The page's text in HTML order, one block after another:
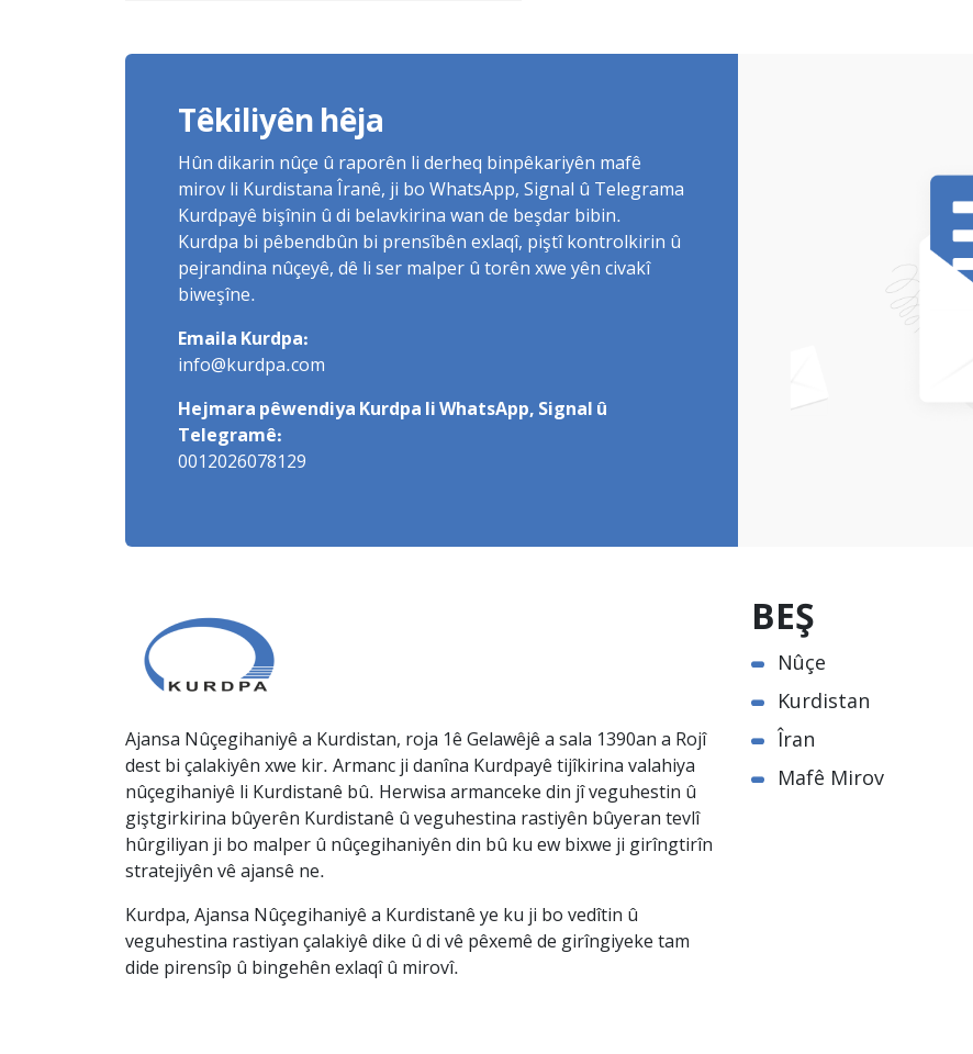
Têkiliyên hêja
Hûn dikarin nûçe û raporên li derheq binpêkariyên mafê
mirov li Kurdistana Îranê, ji bo WhatsApp, Signal û Telegrama
Kurdpayê bişînin û di belavkirina wan de beşdar bibin.
Kurdpa bi pêbendbûn bi prensîbên exlaqî, piştî kontrolkirin û
pejrandina nûçeyê, dê li ser malper û torên xwe yên civakî
biweşîne.
Emaila Kurdpa:
info@kurdpa.com
Hejmara pêwendiya Kurdpa li WhatsApp, Signal û
Telegramê:
0012026078129
Ajansa Nûçegihaniyê a Kurdistan, roja 1ê Gelawêjê a sala 1390an a Rojî
dest bi çalakiyên xwe kir. Armanc ji danîna Kurdpayê tijîkirina valahiya
nûçegihaniyê li Kurdistanê bû. Herwisa armanceke din jî veguhestin û
giştgirkirina bûyerên Kurdistanê û veguhestina rastiyên bûyeran tevlî
hûrgiliyan ji bo malper û nûçegihaniyên din bû ku ew bixwe ji girîngtirîn
stratejiyên vê ajansê ne.
Kurdpa, Ajansa Nûçegihaniyê a Kurdistanê ye ku ji bo vedîtin û
veguhestina rastiyan çalakiyê dike û di vê pêxemê de girîngiyeke tam
dide pirensîp û bingehên exlaqî û mirovî.
BEŞ
Nûçe
Kurdistan
Îran
Mafê Mirov